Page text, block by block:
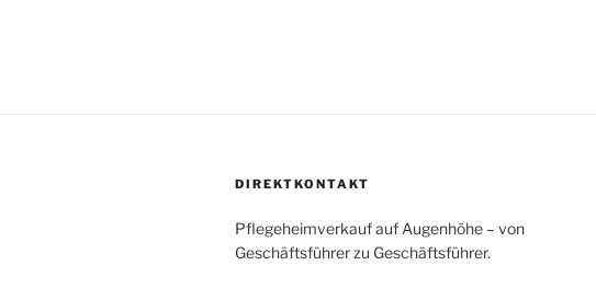
DIREKTKONTAKT
Pflegeheimverkauf auf Augenhöhe – von
Geschäftsführer zu Geschäftsführer.